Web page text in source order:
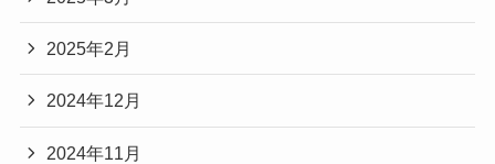
2025年2月
2024年12月
2024年11月